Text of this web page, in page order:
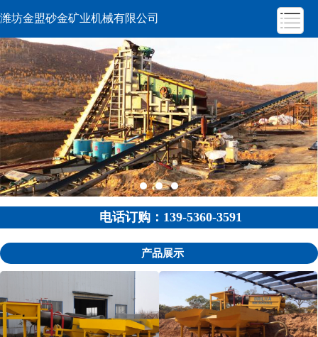
潍坊金盟砂金矿业机械有限公司
电话订购：139-5360-3591
产品展示